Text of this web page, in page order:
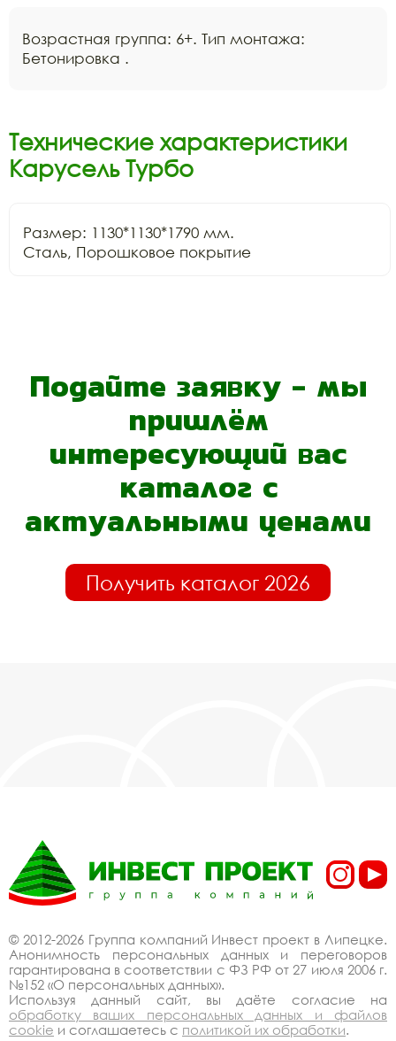
Возрастная группа: 6+. Тип монтажа:
Бетонировка .
Технические характеристики
Карусель Турбо
Размер: 1130*1130*1790 мм.
Сталь, Порошковое покрытие
Подайте заявку - мы
пришлём
интересующий вас
каталог с
актуальными ценами
Получить каталог 2026
© 2012-2026 Группа компаний Инвест проект в Липецке.
Анонимность персональных данных и переговоров
гарантирована в соответствии с ФЗ РФ от 27 июля 2006 г.
№152 «О персональных данных».
Используя данный сайт, вы даёте согласие на
обработку ваших персональных данных и файлов
cookie и соглашаетесь с политикой их обработки.